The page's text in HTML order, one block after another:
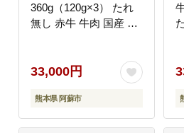
360g（120g×3） たれ
無し 赤牛 牛肉 国産 お
かず 手軽 ご褒美 お祝
い 人気 晩ご飯 焼くだ
け 熊本県 阿蘇市
33,000円
熊本県 阿蘇市